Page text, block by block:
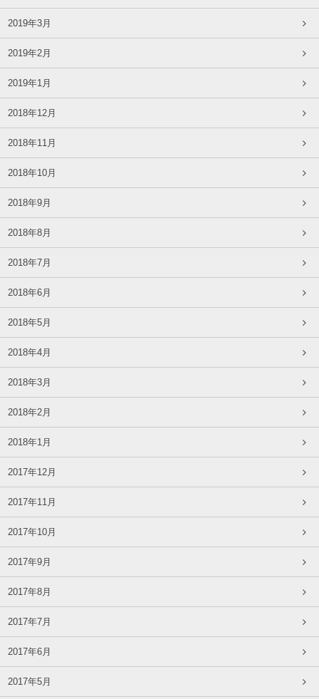
2019年3月
2019年2月
2019年1月
2018年12月
2018年11月
2018年10月
2018年9月
2018年8月
2018年7月
2018年6月
2018年5月
2018年4月
2018年3月
2018年2月
2018年1月
2017年12月
2017年11月
2017年10月
2017年9月
2017年8月
2017年7月
2017年6月
2017年5月